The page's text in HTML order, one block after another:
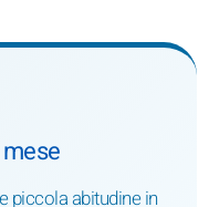
piccola abitudine in